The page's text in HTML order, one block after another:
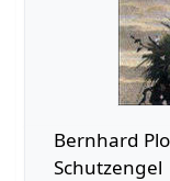
Bernhard
Schutzengel